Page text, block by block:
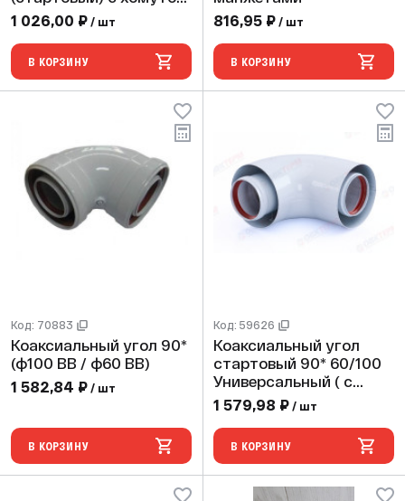
и втулкой
1 026,00 ₽ / шт
В КОРЗИНУ
816,95 ₽ / шт
В КОРЗИНУ
Код: 70883
Коаксиальный угол 90*
(ф100 ВВ / ф60 ВВ)
1 582,84 ₽ / шт
В КОРЗИНУ
Код: 59626
Коаксиальный угол
стартовый 90* 60/100
Универсальный ( с
подключением к котлу)
1 579,98 ₽ / шт
В КОРЗИНУ